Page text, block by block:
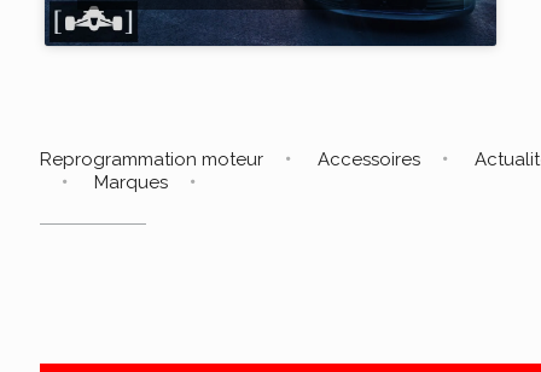
Reprogrammation moteur Accessoires
Marques